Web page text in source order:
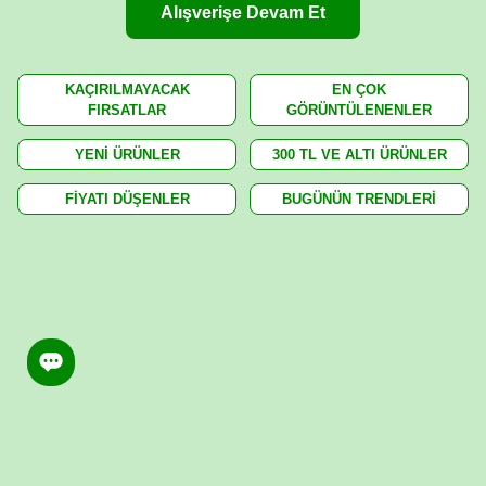
Alışverişe Devam Et
KAÇIRILMAYACAK
FIRSATLAR
EN ÇOK
GÖRÜNTÜLENENLER
YENİ ÜRÜNLER 300 TL VE ALTI ÜRÜNLER
FİYATI DÜŞENLER BUGÜNÜN TRENDLERİ